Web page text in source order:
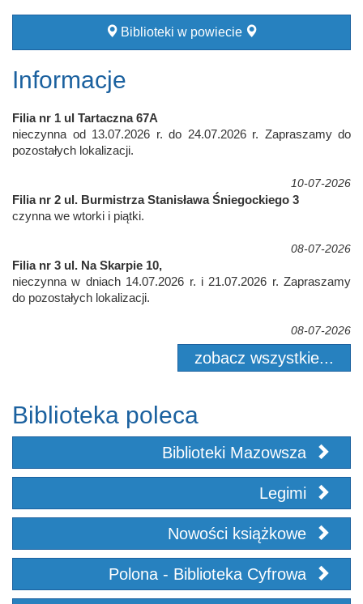
Biblioteki w powiecie
Informacje
Filia nr 1 ul Tartaczna 67A
nieczynna od 13.07.2026 r. do 24.07.2026 r. Zapraszamy do
pozostałych lokalizacji.
10-07-2026
Filia nr 2 ul. Burmistrza Stanisława Śniegockiego 3
czynna we wtorki i piątki.
08-07-2026
Filia nr 3 ul. Na Skarpie 10,
nieczynna w dniach 14.07.2026 r. i 21.07.2026 r. Zapraszamy
do pozostałych lokalizacji.
08-07-2026
zobacz wszystkie...
Biblioteka poleca
Biblioteki Mazowsza
Legimi
Nowości książkowe
Polona - Biblioteka Cyfrowa